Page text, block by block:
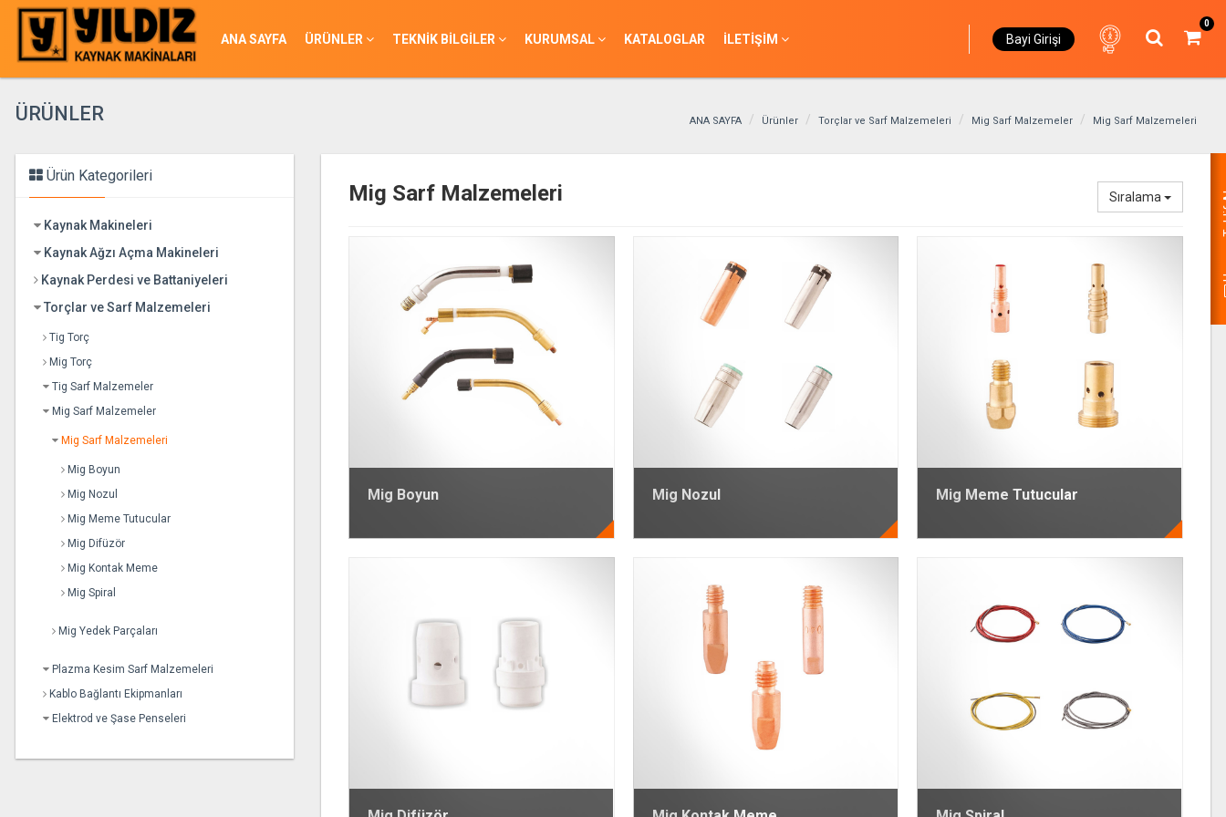
Bayi Girişi
0
ANA SAYFA ÜRÜNLER TEKNİK BİLGİLER KURUMSAL KATALOGLAR İLETİŞİM
ÜRÜNLER ANA SAYFA Ürünler Torçlar ve Sarf Malzemeleri Mig Sarf Malzemeler Mig Sarf Malzemeleri
Ürün Kategorileri
Kaynak Makineleri
Kaynak Ağzı Açma Makineleri
Kaynak Perdesi ve Battaniyeleri
Torçlar ve Sarf Malzemeleri
Tig Torç
Mig Torç
Tig Sarf Malzemeler
Mig Sarf Malzemeler
Mig Sarf Malzemeleri
Mig Boyun
Mig Nozul
Mig Meme Tutucular
Mig Difüzör
Mig Kontak Meme
Mig Spiral
Mig Yedek Parçaları
Plazma Kesim Sarf Malzemeleri
Kablo Bağlantı Ekipmanları
Elektrod ve Şase Penseleri
Mig Sarf Malzemeleri Sıralama
Mig Boyun Mig Nozul Mig Meme Tutucular